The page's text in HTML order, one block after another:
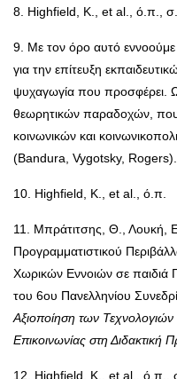
8. Highfield, K., et al., ό.π.,
9. Με τον όρο αυτό
για την επίτευξη
ψυχαγωγία που προσφέρει.
θεωρητικών παραδοχών,
κοινωνικών και
(Bandura, Vygotsky, Rogers).
10. Highfield, K., et al., ό.π.
11. Μπράτιτσης, Θ., Λουκή,
Προγραμματιστικού
Χωρικών Εννοιών σε παιδιά
του 6ου Πανελληνίου
Αξιοποίηση των
Επικοινωνίας στη Διδακτική
12. Highfield, K., et al., ό.π.,